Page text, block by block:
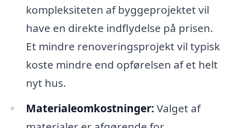
kompleksiteten af byggeprojektet vil
have en direkte indflydelse på prisen.
Et mindre renoveringsprojekt vil typisk
koste mindre end opførelsen af et helt
nyt hus.
Materialeomkostninger: Valget af